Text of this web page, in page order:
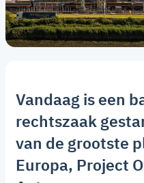
Vandaag is een
rechtszaak
van de grootste
Europa, Project